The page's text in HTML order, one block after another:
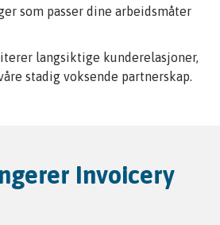
som passer dine arbeidsmåter
langsiktige kunderelasjoner,
stadig voksende partnerskap.
Invoicery